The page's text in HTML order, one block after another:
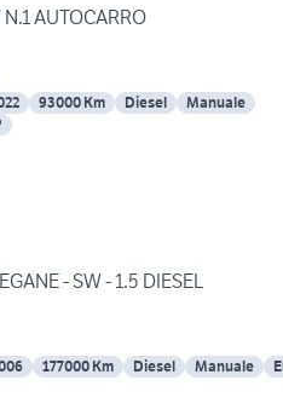
AUTOCARRO
93000 Km Diesel
Manuale
- SW - 1.5 DIESEL
177000 Km Diesel Manuale